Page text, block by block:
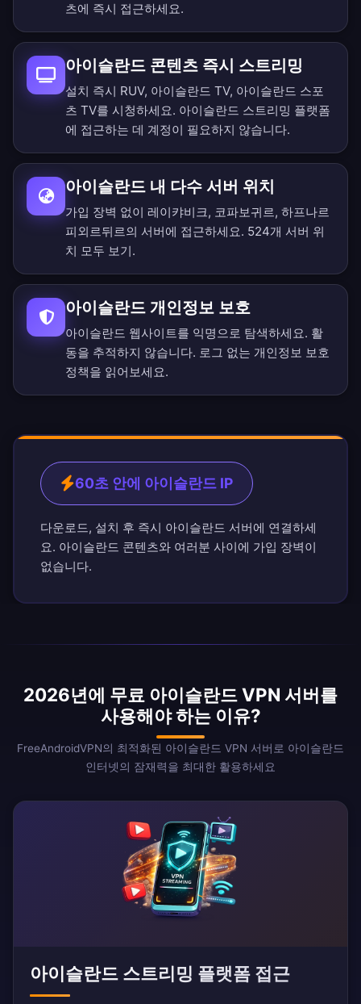
츠에 즉시 접근하세요.
아이슬란드 콘텐츠 즉시 스트리밍
설치 즉시 RUV, 아이슬란드 TV, 아이슬란드 스포
츠 TV를 시청하세요. 아이슬란드 스트리밍 플랫폼
에 접근하는 데 계정이 필요하지 않습니다.
아이슬란드 내 다수 서버 위치
가입 장벽 없이 레이캬비크, 코파보귀르, 하프나르
피외르뒤르의 서버에 접근하세요. 524개 서버 위
치 모두 보기.
아이슬란드 개인정보 보호
아이슬란드 웹사이트를 익명으로 탐색하세요. 활
동을 추적하지 않습니다. 로그 없는 개인정보 보호
정책을 읽어보세요.
60초 안에 아이슬란드 IP
다운로드, 설치 후 즉시 아이슬란드 서버에 연결하세
요. 아이슬란드 콘텐츠와 여러분 사이에 가입 장벽이
없습니다.
2026년에 무료 아이슬란드 VPN 서버를
사용해야 하는 이유?
FreeAndroidVPN의 최적화된 아이슬란드 VPN 서버로 아이슬란드
인터넷의 잠재력을 최대한 활용하세요
아이슬란드 스트리밍 플랫폼 접근